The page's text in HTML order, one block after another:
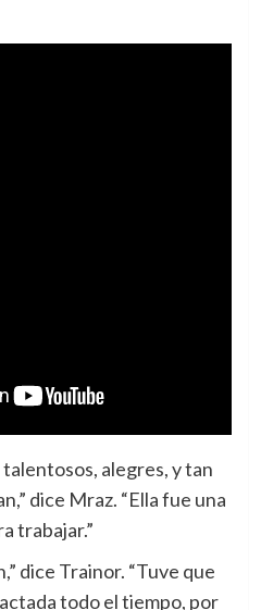
alegres, y tan
dice Mraz. “Ella fue una
trabajar.”
dice Trainor. “Tuve que
todo el tiempo, por